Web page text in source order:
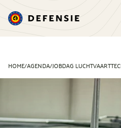
HOME/AGENDA/JOBDAG